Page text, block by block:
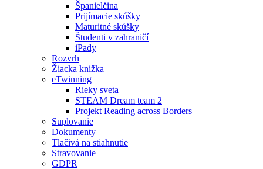
Španielčina
Prijímacie skúšky
Maturitné skúšky
Študenti v zahraničí
iPady
Rozvrh
Žiacka knižka
eTwinning
Rieky sveta
STEAM Dream team 2
Projekt Reading across Borders
Suplovanie
Dokumenty
Tlačivá na stiahnutie
Stravovanie
GDPR